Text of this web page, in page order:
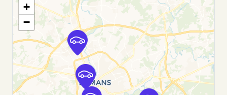
Voir l'agence
Free2move Rent - LEGRAND AUTO 24 - LE
MANS (O)
3.1
km
boulevard René Cassin
LE MANS, 72000
+
−